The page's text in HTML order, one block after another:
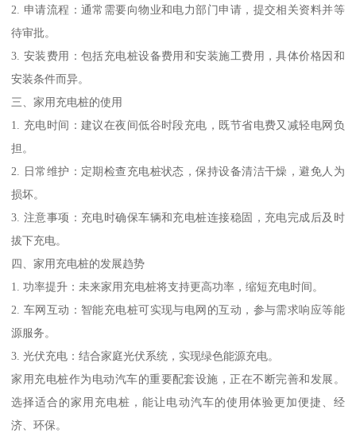
2. 申请流程：通常需要向物业和电力部门申请，提交相关资料并等
待审批。
3. 安装费用：包括充电桩设备费用和安装施工费用，具体价格因和
安装条件而异。
三、家用充电桩的使用
1. 充电时间：建议在夜间低谷时段充电，既节省电费又减轻电网负
担。
2. 日常维护：定期检查充电桩状态，保持设备清洁干燥，避免人为
损坏。
3. 注意事项：充电时确保车辆和充电桩连接稳固，充电完成后及时
拔下充电。
四、家用充电桩的发展趋势
1. 功率提升：未来家用充电桩将支持更高功率，缩短充电时间。
2. 车网互动：智能充电桩可实现与电网的互动，参与需求响应等能
源服务。
3. 光伏充电：结合家庭光伏系统，实现绿色能源充电。
家用充电桩作为电动汽车的重要配套设施，正在不断完善和发展。
选择适合的家用充电桩，能让电动汽车的使用体验更加便捷、经
济、环保。